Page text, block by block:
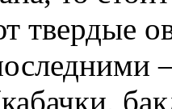
твердые